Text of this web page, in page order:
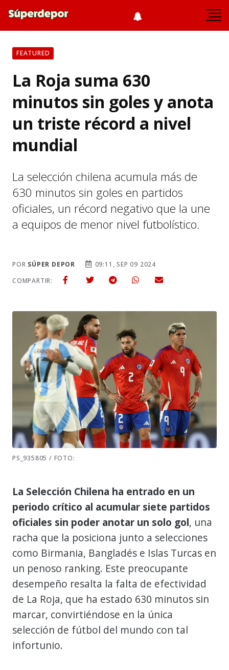
FEATURED
La Roja suma 630
minutos sin goles y anota
un triste récord a nivel
mundial
La selección chilena acumula más de
630 minutos sin goles en partidos
oficiales, un récord negativo que la une
a equipos de menor nivel futbolístico.
POR SÚPER DEPOR
09:11, SEP 09 2024
COMPARTIR:
PS_935805 / FOTO:
La Selección Chilena ha entrado en un
periodo crítico al acumular siete partidos
oficiales sin poder anotar un solo gol, una
racha que la posiciona junto a selecciones
como Birmania, Bangladés e Islas Turcas en
un penoso ranking. Este preocupante
desempeño resalta la falta de efectividad
de La Roja, que ha estado 630 minutos sin
marcar, convirtiéndose en la única
selección de fútbol del mundo con tal
infortunio.